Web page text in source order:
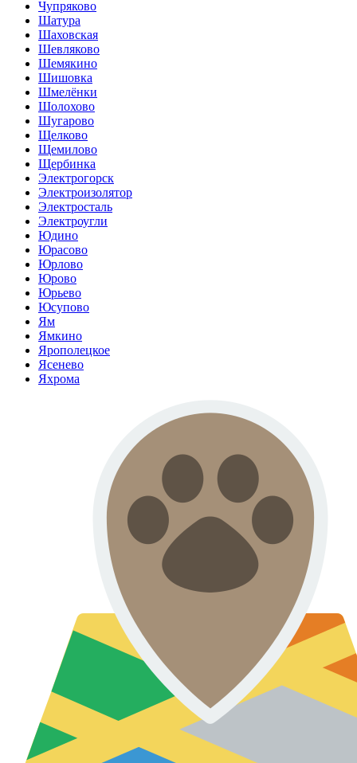
Чупряково
Шатура
Шаховская
Шевляково
Шемякино
Шишовка
Шмелёнки
Шолохово
Шугарово
Щелково
Щемилово
Щербинка
Электрогорск
Электроизолятор
Электросталь
Электроугли
Юдино
Юрасово
Юрлово
Юрово
Юрьево
Юсупово
Ям
Ямкино
Ярополецкое
Ясенево
Яхрома